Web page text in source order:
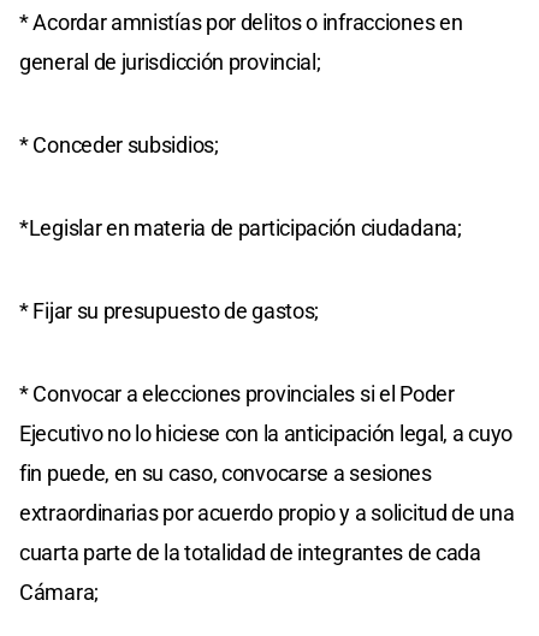
* Acordar amnistías por delitos o infracciones en
general de jurisdicción provincial;
* Conceder subsidios;
*Legislar en materia de participación ciudadana;
* Fijar su presupuesto de gastos;
* Convocar a elecciones provinciales si el Poder
Ejecutivo no lo hiciese con la anticipación legal, a cuyo
fin puede, en su caso, convocarse a sesiones
extraordinarias por acuerdo propio y a solicitud de una
cuarta parte de la totalidad de integrantes de cada
Cámara;